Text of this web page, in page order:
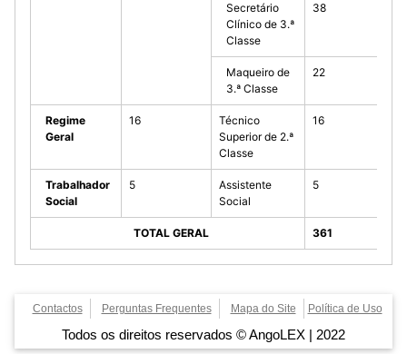
Secretário
Clínico de 3.ª
Classe
38
Maqueiro de
3.ª Classe
22
Regime
Geral
16
Técnico
Superior de 2.ª
Classe
16
Trabalhador
Social
5
Assistente
Social
5
TOTAL GERAL 361
Contactos Perguntas Frequentes Mapa do Site Política de Uso
Todos os direitos reservados © AngoLEX | 2022